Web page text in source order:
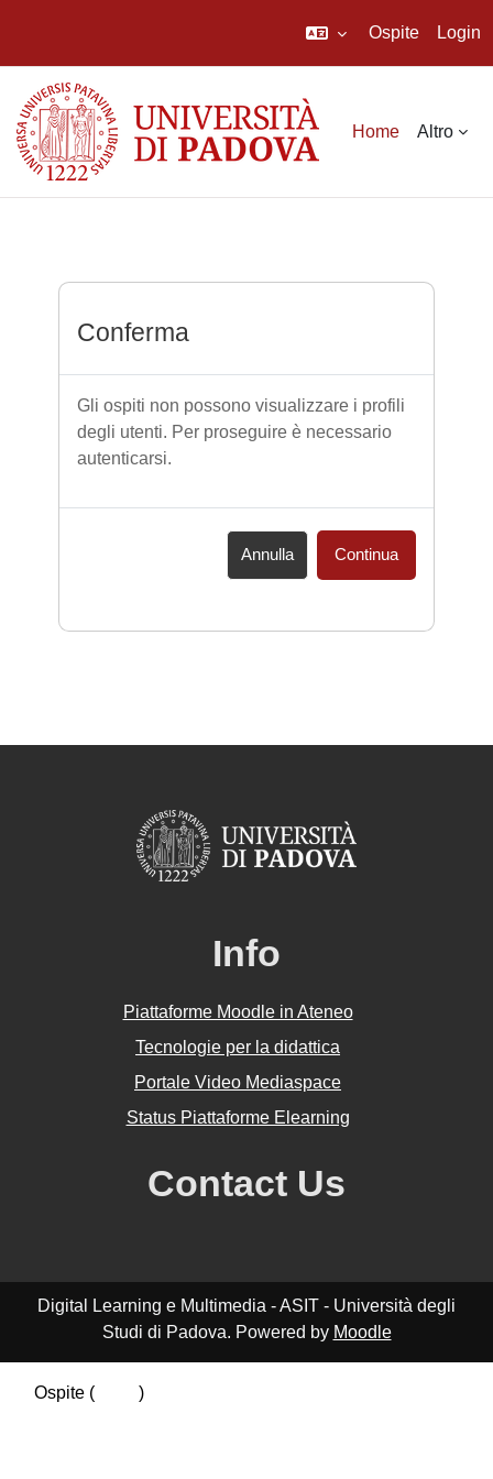
Ospite Login
Home Altro
Conferma
Gli ospiti non possono visualizzare i profili
degli utenti. Per proseguire è necessario
autenticarsi.
Annulla Continua
Info
Piattaforme Moodle in Ateneo
Tecnologie per la didattica
Portale Video Mediaspace
Status Piattaforme Elearning
Contact Us
Digital Learning e Multimedia - ASIT - Università degli
Studi di Padova. Powered by Moodle
Ospite (
)